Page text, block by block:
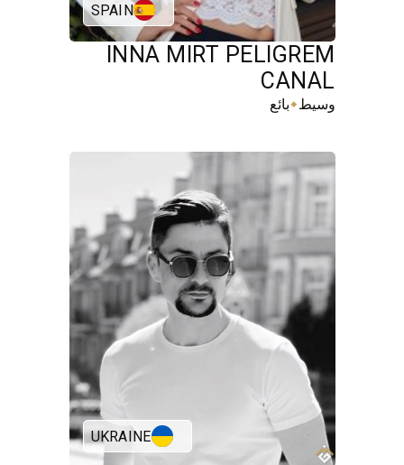
SPAIN
INNA MIRT PELIGREM
CANAL
وسيط⬥بائع
UKRAINE